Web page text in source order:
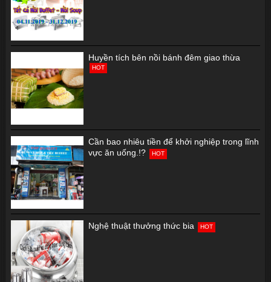
Huyền tích bên nồi bánh đêm giao thừa
HOT
Cần bao nhiêu tiền để khởi nghiệp trong lĩnh
vực ăn uống.!?
HOT
Nghệ thuật thưởng thức bia HOT